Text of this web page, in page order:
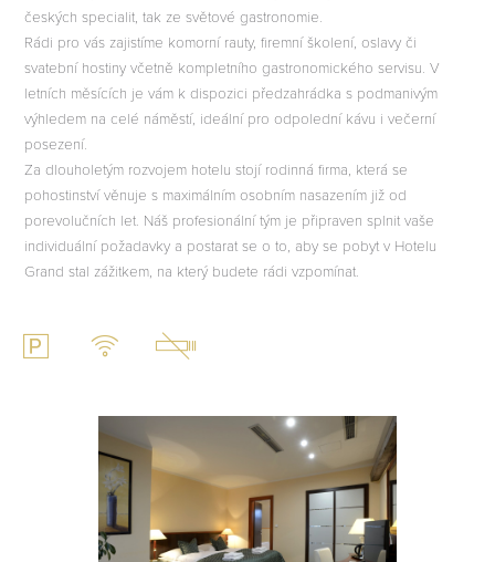
českých specialit, tak ze světové gastronomie.
Rádi pro vás zajistíme komorní rauty, firemní školení, oslavy či
svatební hostiny včetně kompletního gastronomického servisu. V
letních měsících je vám k dispozici předzahrádka s podmanivým
výhledem na celé náměstí, ideální pro odpolední kávu i večerní
posezení.
Za dlouholetým rozvojem hotelu stojí rodinná firma, která se
pohostinství věnuje s maximálním osobním nasazením již od
porevolučních let. Náš profesionální tým je připraven splnit vaše
individuální požadavky a postarat se o to, aby se pobyt v Hotelu
Grand stal zážitkem, na který budete rádi vzpomínat.